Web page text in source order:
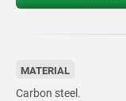
MATERIAL
Carbon steel.